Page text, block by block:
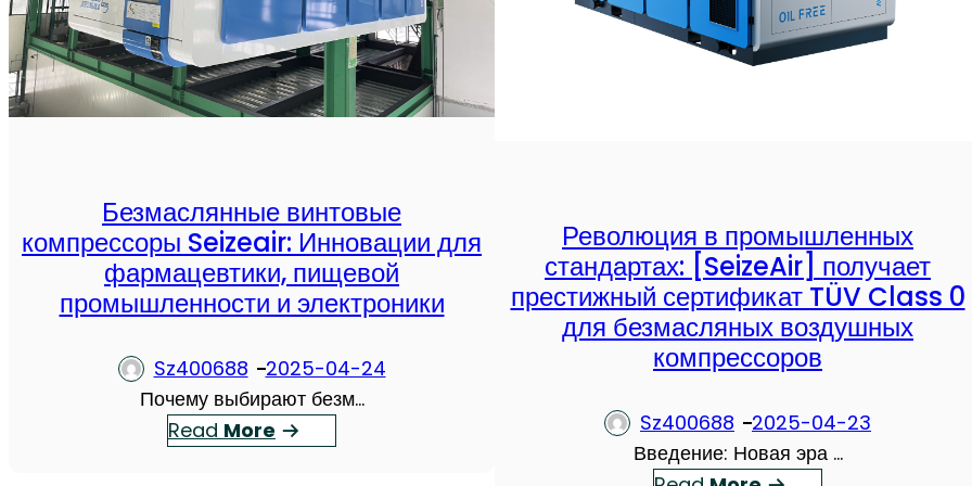
ф
е
к
н
ы
е
р
ш
е
н
п
р
ы
S
e
i
e
A
i
с
л
у
в
а
н
и
ю
к
о
м
п
и
В
и
н
т
о
ы
е
В
Безмаслянные винтовые
компрессоры Seizeair: Инновации для
фармацевтики, пищевой
промышленности и электроники
Sz400688
2025-04-24
Почему выбирают безм…
Read More ：
Революция в промышленных
стандартах: [SeizeAir] получает
престижный сертификат TÜV Class 0
для безмасляных воздушных
компрессоров
Sz400688
2025-04-23
Введение: Новая эра …